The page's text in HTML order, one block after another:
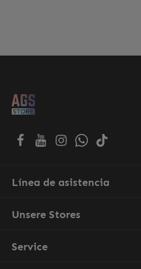
Línea de asistencia
Unsere Stores
Service